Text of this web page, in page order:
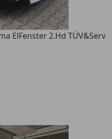
ElFenster 2.Hd TÜV&Serv